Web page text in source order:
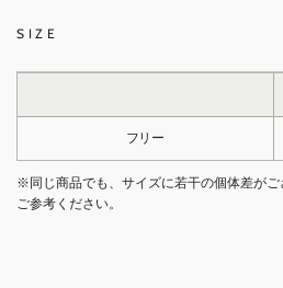
SIZE
フリー
※同じ商品でも、サイズに若干の個体差が
ご参考ください。